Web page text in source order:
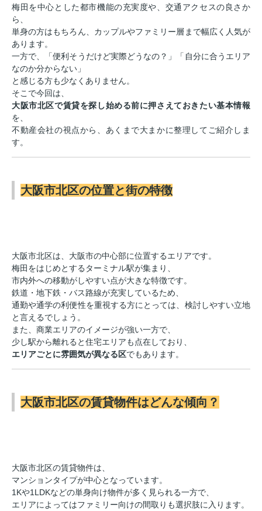
梅田を中心とした都市機能の充実度や、交通アクセスの良さか
ら、
単身の方はもちろん、カップルやファミリー層まで幅広く人気が
あります。
一方で、「便利そうだけど実際どうなの？」「自分に合うエリア
なのか分からない」
と感じる方も少なくありません。
そこで今回は、
大阪市北区で賃貸を探し始める前に押さえておきたい基本情報
を、
不動産会社の視点から、あくまで大まかに整理してご紹介しま
す。
大阪市北区の位置と街の特徴
大阪市北区は、大阪市の中心部に位置するエリアです。
梅田をはじめとするターミナル駅が集まり、
市内外への移動がしやすい点が大きな特徴です。
鉄道・地下鉄・バス路線が充実しているため、
通勤や通学の利便性を重視する方にとっては、検討しやすい立地
と言えるでしょう。
また、商業エリアのイメージが強い一方で、
少し駅から離れると住宅エリアも点在しており、
エリアごとに雰囲気が異なる区でもあります。
大阪市北区の賃貸物件はどんな傾向？
大阪市北区の賃貸物件は、
マンションタイプが中心となっています。
1Kや1LDKなどの単身向け物件が多く見られる一方で、
エリアによってはファミリー向けの間取りも選択肢に入ります。